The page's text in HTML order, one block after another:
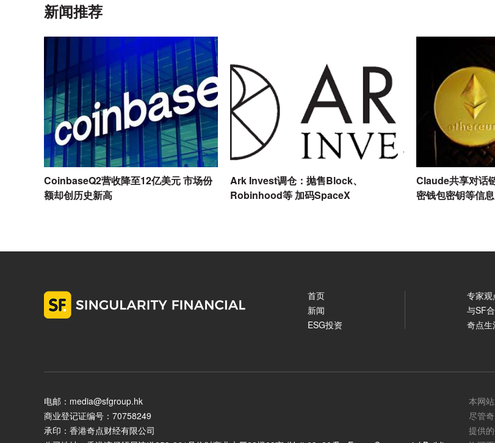
新闻推荐
CoinbaseQ2营收降至12亿美元 市场份
额却创历史新高
Ark Invest调仓：抛售Block、
Robinhood等 加码SpaceX
Claude共享对话
密钱包密钥等信息
首页
新闻
ESG投资
专家观
与SF
奇点生
电邮：media@sfgroup.hk
商业登记证编号：70758249
承印：香港奇点财经有限公司
本网
尽管
提供